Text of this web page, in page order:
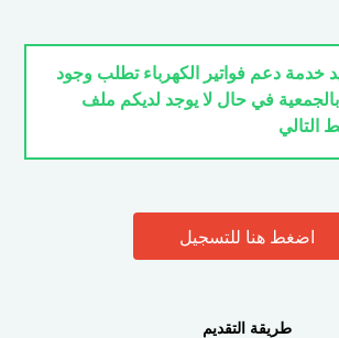
خدمة دعم فواتير الكهرباء تطلب وجود
في حال لا يوجد لديكم ملف
التالي
اضغط هنا للتسجيل
طريقة التقديم